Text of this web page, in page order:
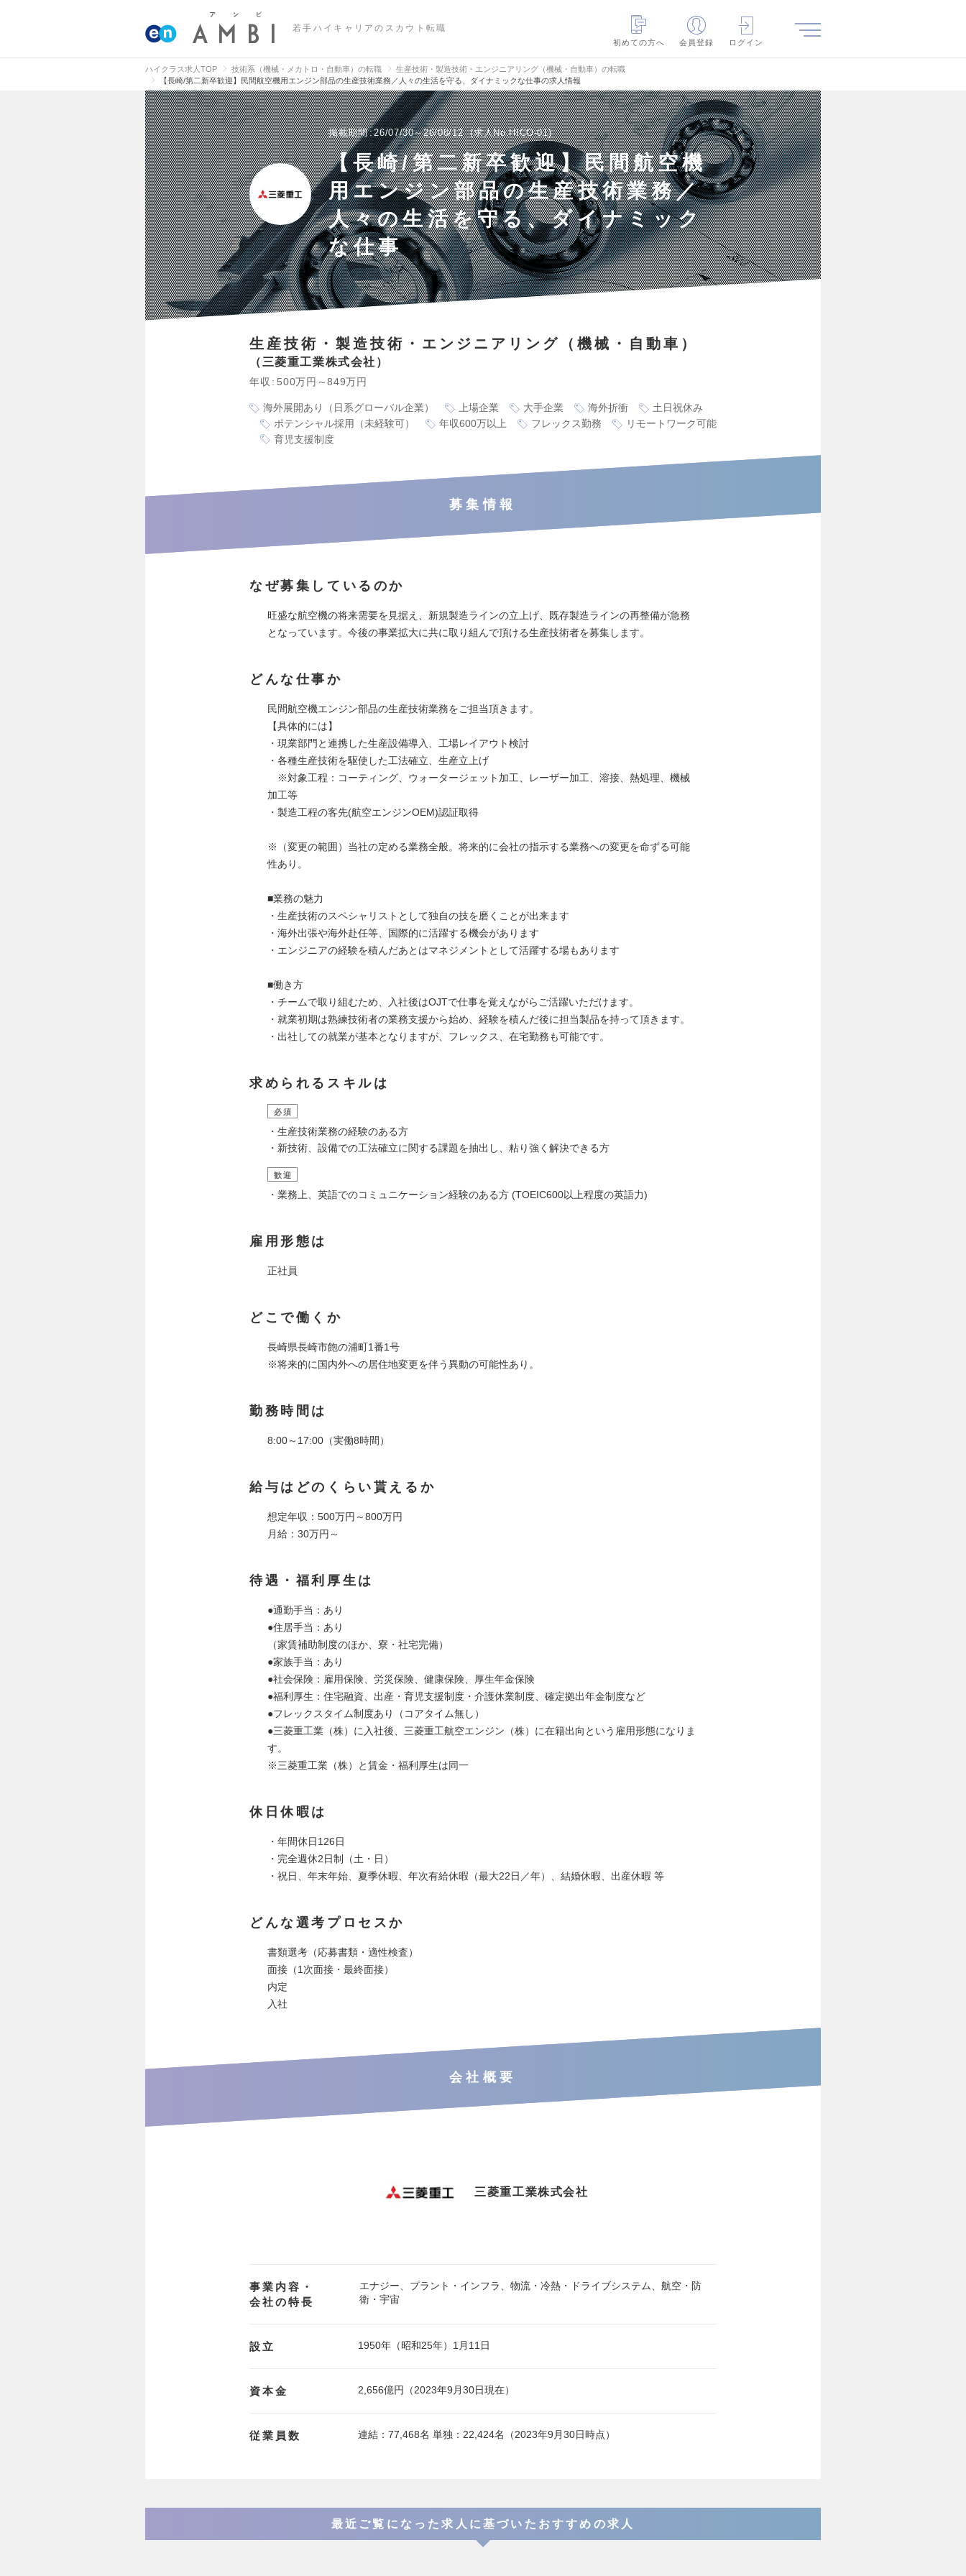
若手ハイキャリアのスカウト転職
初めての方へ
会員登録 ログイン
ハイクラス求人TOP 技術系（機械・メカトロ・自動車）の転職
生産技術・製造技術・エンジニアリング（機械・自動車）の転職
【長崎/第二新卒歓迎】民間航空機用エンジン部品の生産技術業務／人々の生活を守る、ダイナミックな仕事の求人情報
掲載期間 26/07/30～26/08/12 求人No.HICO-01
【長崎/第二新卒歓迎】民間航空機
用エンジン部品の生産技術業務／
人々の生活を守る、ダイナミック
な仕事
生産技術・製造技術・エンジニアリング（機械・自動車）
三菱重工業株式会社
年収 500万円～849万円
海外展開あり（日系グローバル企業） 上場企業 大手企業 海外折衝
土日祝休み
ポテンシャル採用（未経験可）
年収600万以上 フレックス勤務
リモートワーク可能
育児支援制度
募集情報
なぜ募集しているのか
旺盛な航空機の将来需要を見据え、新規製造ラインの立上げ、既存製造ラインの再整備が急務
となっています。今後の事業拡大に共に取り組んで頂ける生産技術者を募集します。
どんな仕事か
民間航空機エンジン部品の生産技術業務をご担当頂きます。
【具体的には】
・現業部門と連携した生産設備導入、工場レイアウト検討
・各種生産技術を駆使した工法確立、生産立上げ
※対象工程：コーティング、ウォータージェット加工、レーザー加工、溶接、熱処理、機械
加工等
・製造工程の客先(航空エンジンOEM)認証取得
※（変更の範囲）当社の定める業務全般。将来的に会社の指示する業務への変更を命ずる可能
性あり。
■業務の魅力
・生産技術のスペシャリストとして独自の技を磨くことが出来ます
・海外出張や海外赴任等、国際的に活躍する機会があります
・エンジニアの経験を積んだあとはマネジメントとして活躍する場もあります
■働き方
・チームで取り組むため、入社後はOJTで仕事を覚えながらご活躍いただけます。
・就業初期は熟練技術者の業務支援から始め、経験を積んだ後に担当製品を持って頂きます。
・出社しての就業が基本となりますが、フレックス、在宅勤務も可能です。
求められるスキルは
必須
・生産技術業務の経験のある方
・新技術、設備での工法確立に関する課題を抽出し、粘り強く解決できる方
歓迎
・業務上、英語でのコミュニケーション経験のある方 (TOEIC600以上程度の英語力)
雇用形態は
正社員
どこで働くか
長崎県長崎市飽の浦町1番1号
※将来的に国内外への居住地変更を伴う異動の可能性あり。
勤務時間は
8:00～17:00（実働8時間）
給与はどのくらい貰えるか
想定年収：500万円～800万円
月給：30万円～
待遇・福利厚生は
●通勤手当：あり
●住居手当：あり
（家賃補助制度のほか、寮・社宅完備）
●家族手当：あり
●社会保険：雇用保険、労災保険、健康保険、厚生年金保険
●福利厚生：住宅融資、出産・育児支援制度・介護休業制度、確定拠出年金制度など
●フレックスタイム制度あり（コアタイム無し）
●三菱重工業（株）に入社後、三菱重工航空エンジン（株）に在籍出向という雇用形態になりま
す。
※三菱重工業（株）と賃金・福利厚生は同一
休日休暇は
・年間休日126日
・完全週休2日制（土・日）
・祝日、年末年始、夏季休暇、年次有給休暇（最大22日／年）、結婚休暇、出産休暇 等
どんな選考プロセスか
書類選考（応募書類・適性検査）
面接（1次面接・最終面接）
内定
入社
会社概要
三菱重工業株式会社
事業内容・
会社の特長
エナジー、プラント・インフラ、物流・冷熱・ドライブシステム、航空・防
衛・宇宙
設立 1950年（昭和25年）1月11日
資本金 2,656億円（2023年9月30日現在）
従業員数 連結：77,468名 単独：22,424名（2023年9月30日時点）
最近ご覧になった求人に基づいたおすすめの求人